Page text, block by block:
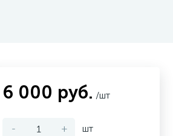
6 000 руб. /шт
- + шт